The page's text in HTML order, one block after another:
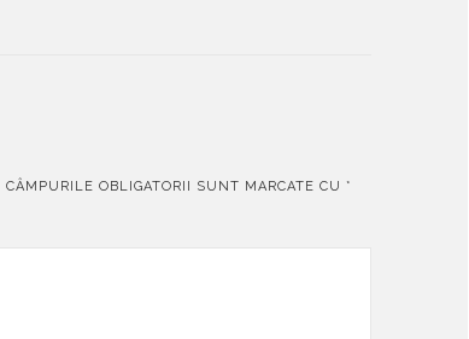
CÂMPURILE OBLIGATORII SUNT MARCATE CU *